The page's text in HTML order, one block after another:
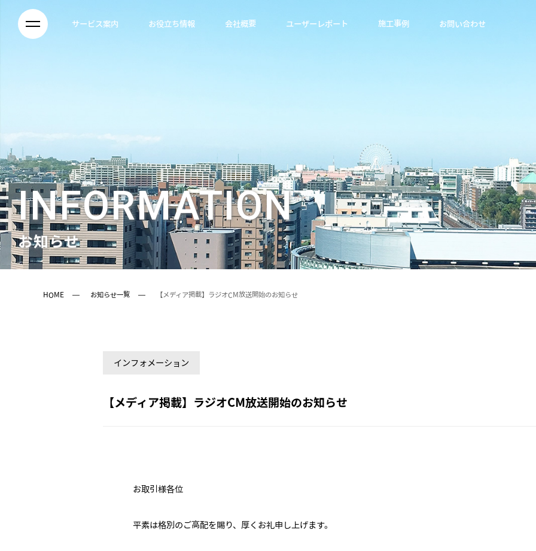
サービス案内 お役立ち情報 会社概要 ユーザーレポート 施工事例 お問い合わせ
INFORMATION
お知らせ
HOME お知らせ一覧 【メディア掲載】ラジオCM放送開始のお知らせ
インフォメーション
【メディア掲載】ラジオCM放送開始のお知らせ
お取引様各位
平素は格別のご高配を賜り、厚くお礼申し上げます。